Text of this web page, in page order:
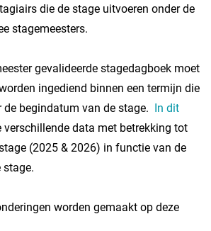
die de stage uitvoeren onder de
stagemeesters.
gevalideerde stagedagboek moet
ingediend binnen een termijn die
begindatum van de stage. In dit
verschillende data met betrekking tot
(2025 & 2026) in functie van de
stage.
worden gemaakt op deze